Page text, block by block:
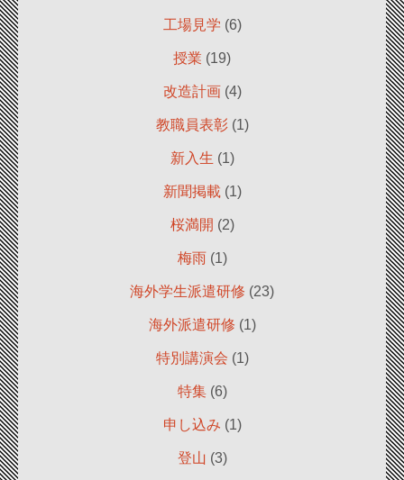
工場見学 (6)
授業 (19)
改造計画(4)
教職員表彰(1)
新入生 (1)
新聞掲載 (1)
桜満開 (2)
梅雨(1)
海外学生派遣研修 (23)
海外派遣研修 (1)
特別講演会 (1)
特集(6)
申し込み (1)
登山 (3)